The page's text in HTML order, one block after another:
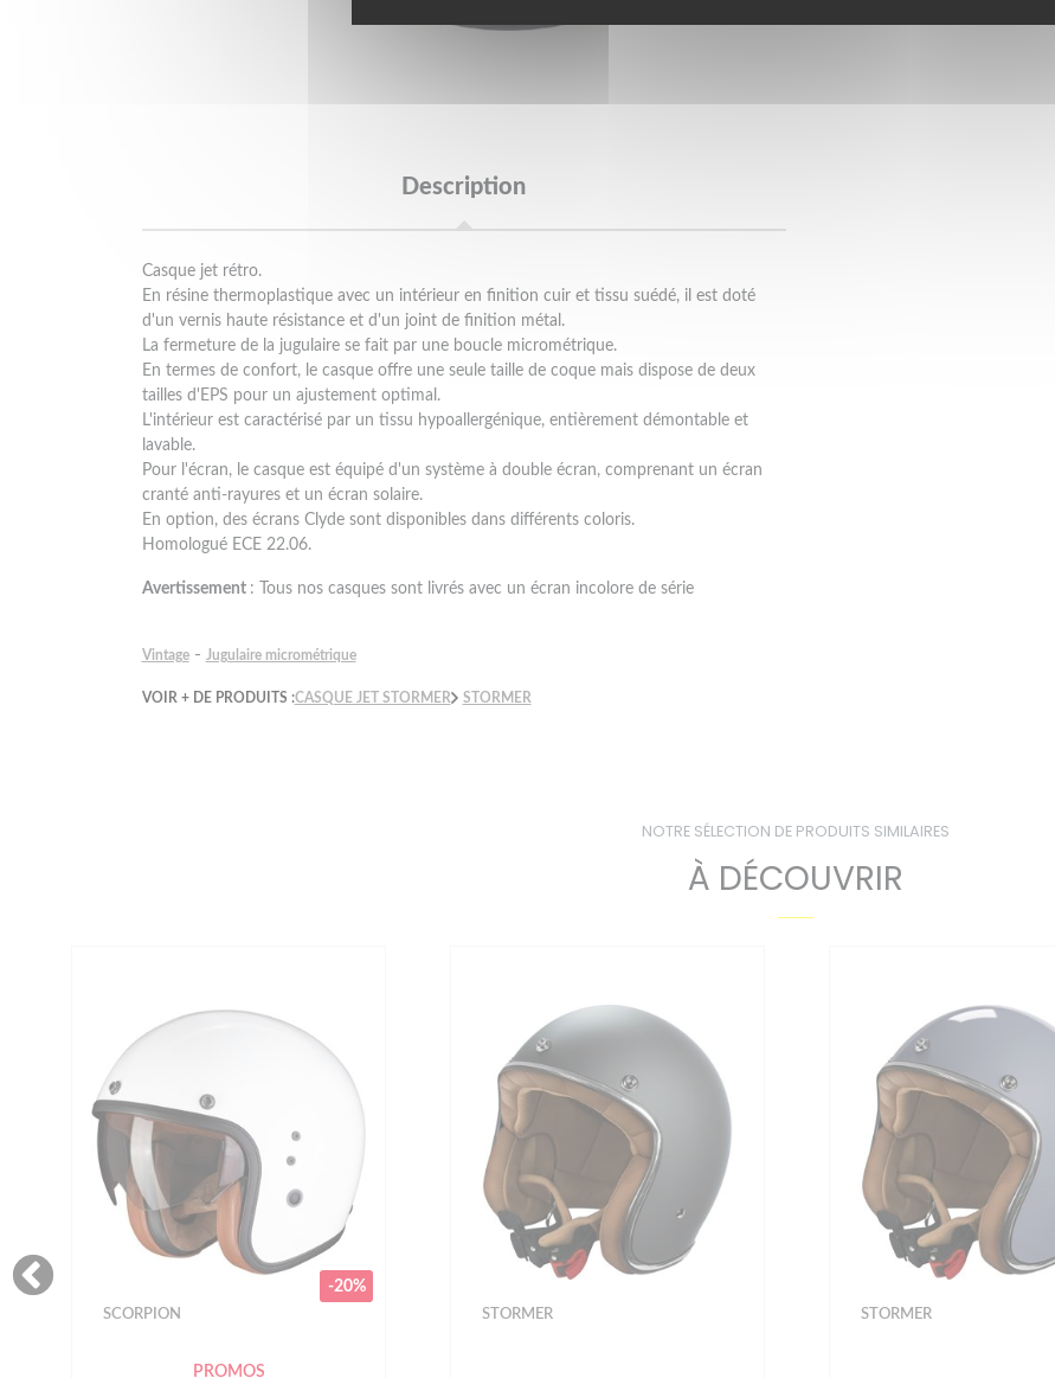
Description
Casque jet rétro.
En résine thermoplastique avec un intérieur en finition cuir et tissu suédé, il est doté
d'un vernis haute résistance et d'un joint de finition métal.
La fermeture de la jugulaire se fait par une boucle micrométrique.
En termes de confort, le casque offre une seule taille de coque mais dispose de deux
tailles d'EPS pour un ajustement optimal.
L'intérieur est caractérisé par un tissu hypoallergénique, entièrement démontable et
lavable.
Pour l'écran, le casque est équipé d'un système à double écran, comprenant un écran
cranté anti-rayures et un écran solaire.
En option, des écrans Clyde sont disponibles dans différents coloris.
Homologué ECE 22.06.
Avertissement : Tous nos casques sont livrés avec un écran incolore de série
Vintage - Jugulaire micrométrique
VOIR + DE PRODUITS :CASQUE JET STORMER STORMER
NOTRE SÉLECTION DE PRODUITS SIMILAIRES
À DÉCOUVRIR
STORMER STORMER HJC